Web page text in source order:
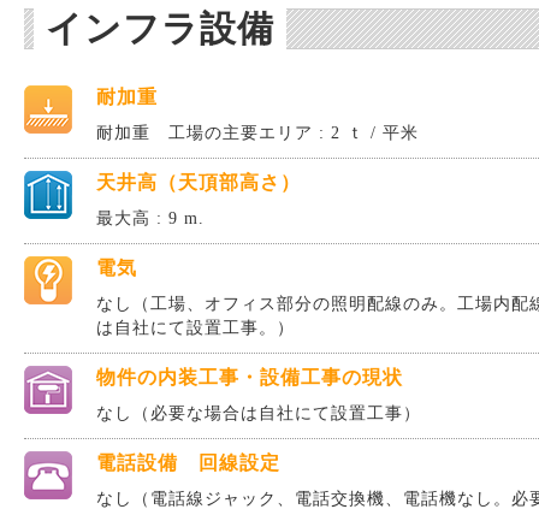
インフラ設備
耐加重
耐加重 工場の主要エリア : 2 ｔ / 平米
天井高（天頂部高さ）
最大高 : 9 m.
電気
なし（工場、オフィス部分の照明配線のみ。工場内
は自社にて設置工事。）
物件の内装工事・設備工事の現状
なし（必要な場合は自社にて設置工事）
電話設備 回線設定
なし（電話線ジャック、電話交換機、電話機なし。必